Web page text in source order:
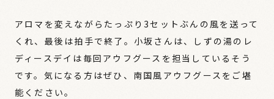
アロマを変えながらたっぷり3セットぶんの風を送って
くれ、最後は拍手で終了。小坂さんは、しずの湯のレ
ディースデイは毎回アウフグースを担当しているそう
です。気になる方はぜひ、南国風アウフグースをご堪
能ください。